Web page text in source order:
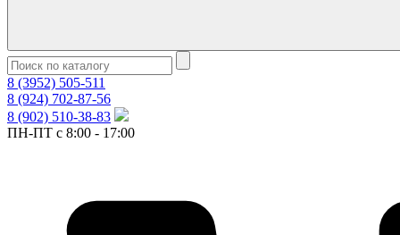
8 (3952) 505-511
8 (924) 702-87-56
8 (902) 510-38-83
ПН-ПТ с 8:00 - 17:00